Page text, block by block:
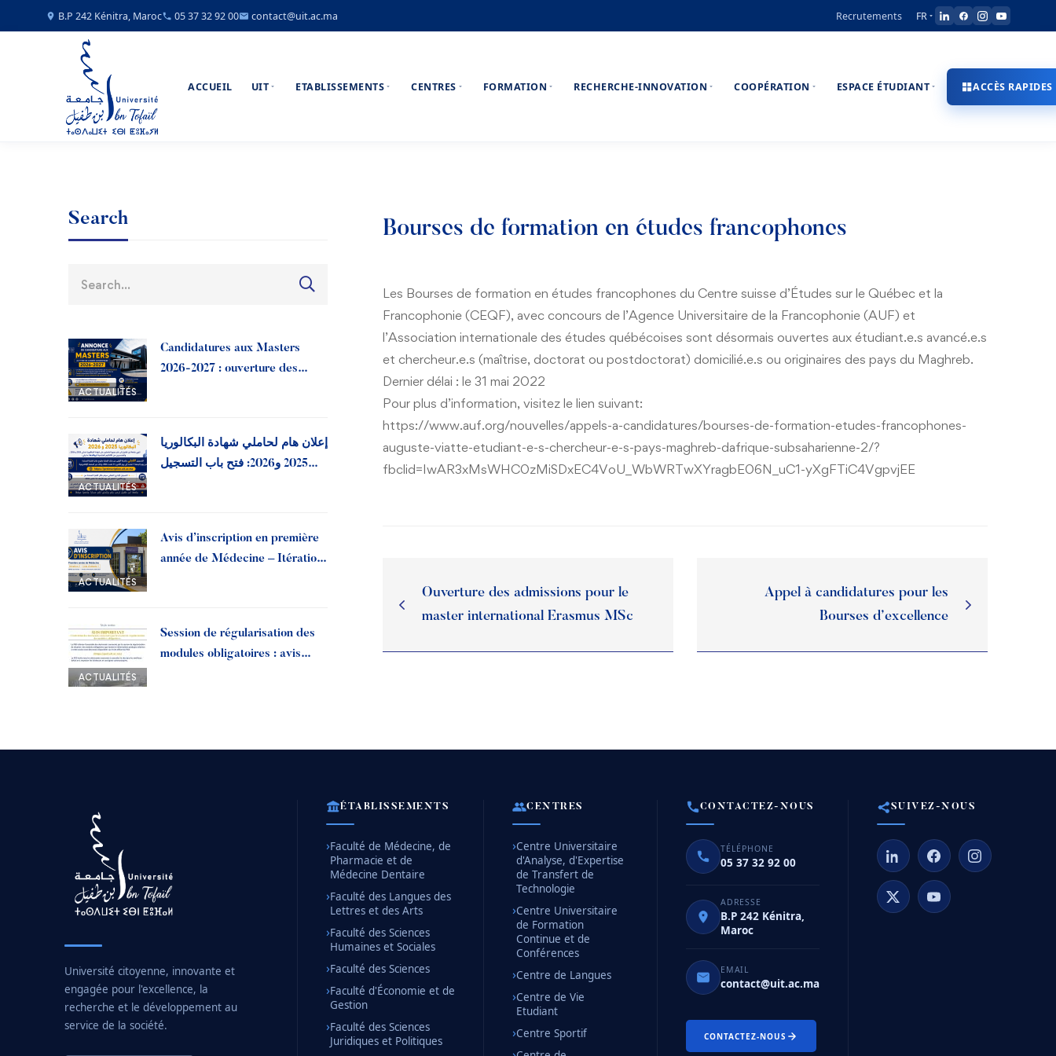
B.P 242 Kénitra, Maroc 05 37 32 92 00 contact@uit.ac.ma Recrutements FR
ACCUEIL UIT ETABLISSEMENTS CENTRES FORMATION RECHERCHE-INNOVATION COOPÉRATION ESPACE ÉTUDIANT ACCÈS RAPIDES
Search
ACTUALITÉS
Candidatures aux Masters
2026-2027 : ouverture des
ACTUALITÉS
إعلان هام لحاملي شهادة البكالوريا
2025 و2026: فتح باب التسجيل
ACTUALITÉS
Avis d’inscription en première
année de Médecine – Itération
ACTUALITÉS
Session de régularisation des
modules obligatoires : avis
Bourses de formation en études francophones
Les Bourses de formation en études francophones du Centre suisse d’Études sur le Québec et la
Francophonie (CEQF), avec concours de l’Agence Universitaire de la Francophonie (AUF) et
l’Association internationale des études québécoises sont désormais ouvertes aux étudiant.e.s avancé.e.s
et chercheur.e.s (maîtrise, doctorat ou postdoctorat) domicilié.e.s ou originaires des pays du Maghreb.
Dernier délai : le 31 mai 2022
Pour plus d’information, visitez le lien suivant:
https://www.auf.org/nouvelles/appels-a-candidatures/bourses-de-formation-etudes-francophones-
auguste-viatte-etudiant-e-s-chercheur-e-s-pays-maghreb-dafrique-subsaharienne-2/?
fbclid=IwAR3xMsWHC0zMiSDxEC4VoU_WbWRTwXYragbE06N_uC1-yXgFTiC4VgpvjEE
Ouverture des admissions pour le
master international Erasmus MSc
Appel à candidatures pour les
Bourses d’excellence
Université citoyenne, innovante et
engagée pour l'excellence, la
recherche et le développement au
service de la société.
ÉTABLISSEMENTS
Faculté de Médecine, de
Pharmacie et de
Médecine Dentaire
Faculté des Langues des
Lettres et des Arts
Faculté des Sciences
Humaines et Sociales
Faculté des Sciences
Faculté d'Économie et de
Gestion
Faculté des Sciences
Juridiques et Politiques
CENTRES
Centre Universitaire
d'Analyse, d'Expertise
de Transfert de
Technologie
Centre Universitaire
de Formation
Continue et de
Conférences
Centre de Langues
Centre de Vie
Etudiant
Centre Sportif
CONTACTEZ-NOUS
TÉLÉPHONE
05 37 32 92 00
ADRESSE
B.P 242 Kénitra,
Maroc
EMAIL
contact@uit.ac.ma
CONTACTEZ-NOUS
SUIVEZ-NOUS